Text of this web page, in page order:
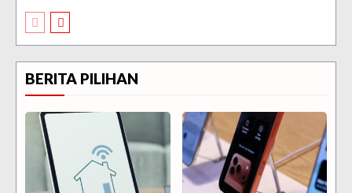
BERITA PILIHAN